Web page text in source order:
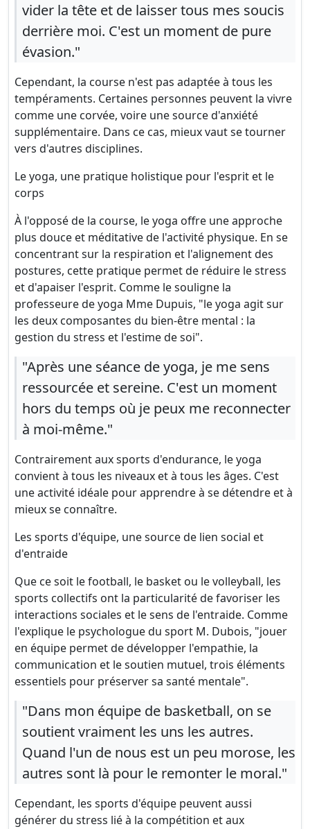
vider la tête et de laisser tous mes soucis
derrière moi. C'est un moment de pure
évasion."
Cependant, la course n'est pas adaptée à tous les
tempéraments. Certaines personnes peuvent la vivre
comme une corvée, voire une source d'anxiété
supplémentaire. Dans ce cas, mieux vaut se tourner
vers d'autres disciplines.
Le yoga, une pratique holistique pour l'esprit et le
corps
À l'opposé de la course, le yoga offre une approche
plus douce et méditative de l'activité physique. En se
concentrant sur la respiration et l'alignement des
postures, cette pratique permet de réduire le stress
et d'apaiser l'esprit. Comme le souligne la
professeure de yoga Mme Dupuis, "le yoga agit sur
les deux composantes du bien-être mental : la
gestion du stress et l'estime de soi".
"Après une séance de yoga, je me sens
ressourcée et sereine. C'est un moment
hors du temps où je peux me reconnecter
à moi-même."
Contrairement aux sports d'endurance, le yoga
convient à tous les niveaux et à tous les âges. C'est
une activité idéale pour apprendre à se détendre et à
mieux se connaître.
Les sports d'équipe, une source de lien social et
d'entraide
Que ce soit le football, le basket ou le volleyball, les
sports collectifs ont la particularité de favoriser les
interactions sociales et le sens de l'entraide. Comme
l'explique le psychologue du sport M. Dubois, "jouer
en équipe permet de développer l'empathie, la
communication et le soutien mutuel, trois éléments
essentiels pour préserver sa santé mentale".
"Dans mon équipe de basketball, on se
soutient vraiment les uns les autres.
Quand l'un de nous est un peu morose, les
autres sont là pour le remonter le moral."
Cependant, les sports d'équipe peuvent aussi
générer du stress lié à la compétition et aux